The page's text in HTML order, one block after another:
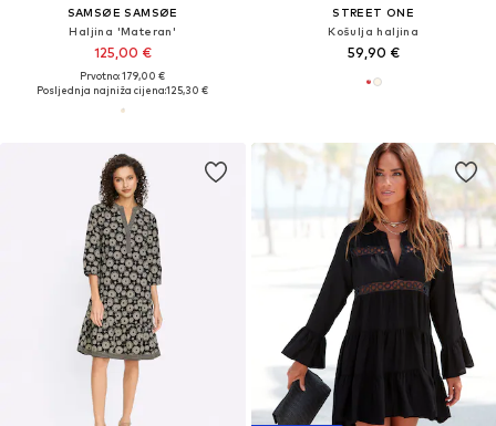
SAMSØE SAMSØE
Haljina 'Materan'
125,00 €
Prvotno: 179,00 €
Posljednja najniža cijena:125,30 €
STREET ONE
Košulja haljina
59,90 €